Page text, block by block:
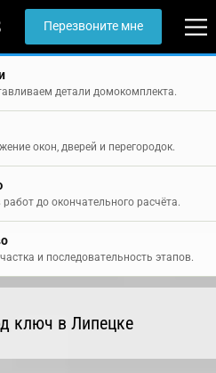
Перезвоните мне
детали домокомплекта.
окон, дверей и перегородок.
до окончательного расчёта.
и последовательность этапов.
ключ в Липецке